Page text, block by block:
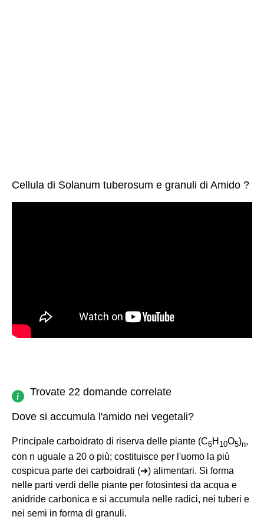
Cellula di Solanum tuberosum e granuli di Amido ?
Trovate 22 domande correlate
Dove si accumula l'amido nei vegetali?
Principale carboidrato di riserva delle piante (C6H 10O5)n,
con n uguale a 20 o più; costituisce per l'uomo la più
cospicua parte dei carboidrati (➔) alimentari. Si forma
nelle parti verdi delle piante per fotosintesi da acqua e
anidride carbonica e si accumula nelle radici, nei tuberi e
nei semi in forma di granuli.